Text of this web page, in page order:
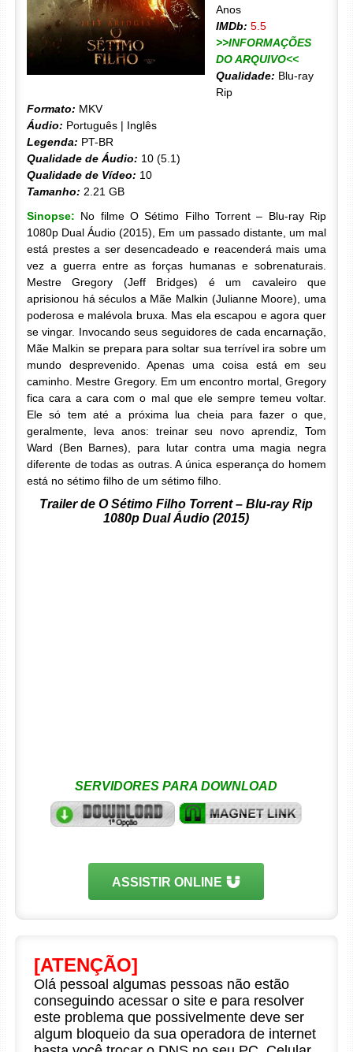
Anos
IMDb: 5.5
>>INFORMAÇÕES
DO ARQUIVO<<
Qualidade: Blu-ray
Rip
Formato: MKV
Áudio: Português | Inglês
Legenda: PT-BR
Qualidade de Áudio: 10 (5.1)
Qualidade de Vídeo: 10
Tamanho: 2.21 GB
Sinopse: No filme O Sétimo Filho Torrent – Blu-ray Rip
1080p Dual Áudio (2015), Em um passado distante, um mal
está prestes a ser desencadeado e reacenderá mais uma
vez a guerra entre as forças humanas e sobrenaturais.
Mestre Gregory (Jeff Bridges) é um cavaleiro que
aprisionou há séculos a Mãe Malkin (Julianne Moore), uma
poderosa e malévola bruxa. Mas ela escapou e agora quer
se vingar. Invocando seus seguidores de cada encarnação,
Mãe Malkin se prepara para soltar sua terrível ira sobre um
mundo desprevenido. Apenas uma coisa está em seu
caminho. Mestre Gregory. Em um encontro mortal, Gregory
fica cara a cara com o mal que ele sempre temeu voltar.
Ele só tem até a próxima lua cheia para fazer o que,
geralmente, leva anos: treinar seu novo aprendiz, Tom
Ward (Ben Barnes), para lutar contra uma magia negra
diferente de todas as outras. A única esperança do homem
está no sétimo filho de um sétimo filho.
Trailer de O Sétimo Filho Torrent – Blu-ray Rip
1080p Dual Áudio (2015)
SERVIDORES PARA DOWNLOAD
ASSISTIR ONLINE
[ATENÇÃO]
Olá pessoal algumas pessoas não estão
conseguindo acessar o site e para resolver
este problema que possivelmente deve ser
algum bloqueio da sua operadora de internet